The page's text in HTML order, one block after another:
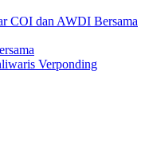
COI dan AWDI Bersama
Verponding